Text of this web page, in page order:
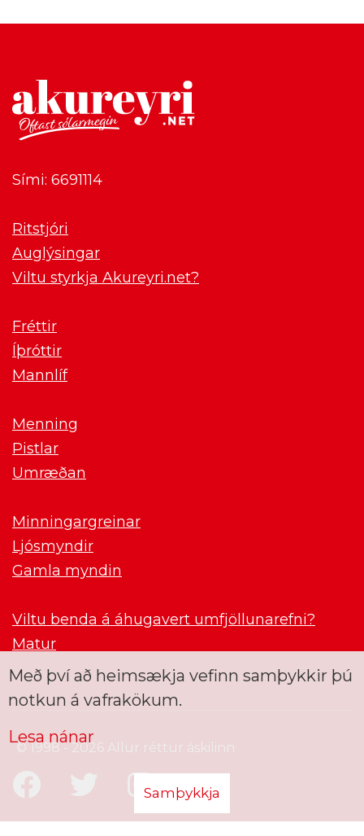
Sími: 6691114
Ritstjóri
Auglýsingar
Viltu styrkja Akureyri.net?
Fréttir
Íþróttir
Mannlíf
Menning
Pistlar
Umræðan
Minningargreinar
Ljósmyndir
Gamla myndin
Viltu benda á áhugavert umfjöllunarefni?
Matur
© 1998 - 2026 Allur réttur áskilinn
Með því að heimsækja vefinn samþykkir þú
notkun á vafrakökum.
Lesa nánar
Samþykkja